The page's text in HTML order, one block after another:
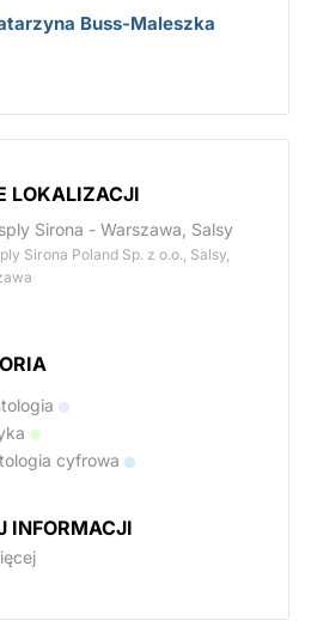
Buss-Maleszka
LOKALIZACJI
Sirona - Warszawa, Salsy
Sirona Poland Sp. z o.o., Salsy,
cyfrowa
INFORMACJI